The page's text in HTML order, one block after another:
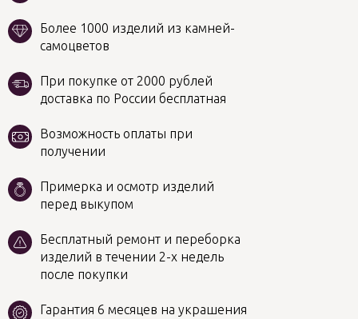
Бесплатный ремонт и переборка
изделий в течении 2-х недель
после покупки
Примерка и осмотр изделий
перед выкупом
Более 1000 изделий из камней-
самоцветов
Гарантия 6 месяцев на украшения
Возможность оплаты при
получении
При покупке от 2000 рублей
доставка по России бесплатная